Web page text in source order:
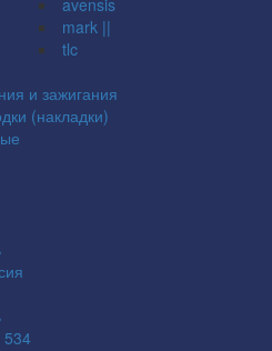
mark ||
tlc
и зажигания
(накладки)
534